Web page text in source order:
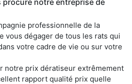
professionnelle de la
vous dégager de tous les rats qui
votre cadre de vie ou sur votre
notre prix dératiseur extrêmement
rapport qualité prix quelle